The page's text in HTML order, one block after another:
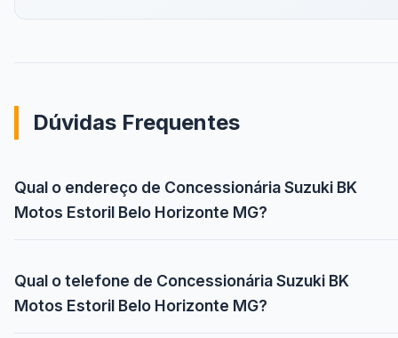
Dúvidas Frequentes
Qual o endereço de Concessionária Suzuki BK
Motos Estoril Belo Horizonte MG?
Qual o telefone de Concessionária Suzuki BK
Motos Estoril Belo Horizonte MG?